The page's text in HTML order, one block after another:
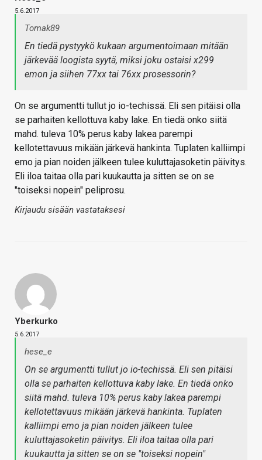
5.6.2017
Tomak89
En tiedä pystyykö kukaan argumentoimaan mitään
järkevää loogista syytä, miksi joku ostaisi x299
emon ja siihen 77xx tai 76xx prosessorin?
On se argumentti tullut jo io-techissä. Eli sen pitäisi olla
se parhaiten kellottuva kaby lake. En tiedä onko siitä
mahd. tuleva 10% perus kaby lakea parempi
kellotettavuus mikään järkevä hankinta. Tuplaten kalliimpi
emo ja pian noiden jälkeen tulee kuluttajasoketin päivitys.
Eli iloa taitaa olla pari kuukautta ja sitten se on se
"toiseksi nopein" peliprosu.
Kirjaudu sisään vastataksesi
Yberkurko
5.6.2017
hese_e
On se argumentti tullut jo io-techissä. Eli sen pitäisi
olla se parhaiten kellottuva kaby lake. En tiedä onko
siitä mahd. tuleva 10% perus kaby lakea parempi
kellotettavuus mikään järkevä hankinta. Tuplaten
kalliimpi emo ja pian noiden jälkeen tulee
kuluttajasoketin päivitys. Eli iloa taitaa olla pari
kuukautta ja sitten se on se "toiseksi nopein"